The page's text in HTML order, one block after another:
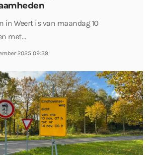
in Weert is van maandag 10
met…
2025 09:39